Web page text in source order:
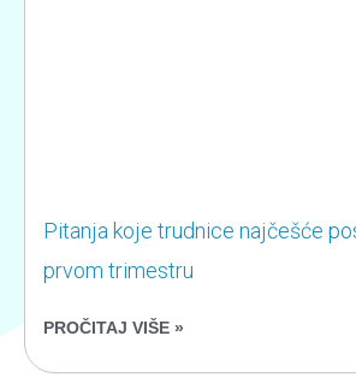
Pitanja koje trudnice najčešće
prvom trimestru
PROČITAJ VIŠE »